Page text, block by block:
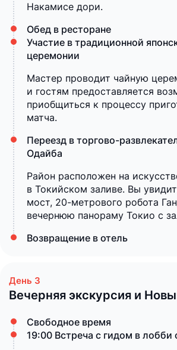
Накамисе дори.
Обед в ресторане
Участие в традиционной
церемонии
Мастер проводит чайную
и гостям предоставляется
приобщиться к процессу
матча.
Переезд в торгово-
Одайба
Район расположен на
в Токийском заливе. Вы
мост, 20-метрового робота
вечернюю панораму Токио с
Возвращение в отель
Вечерняя экскурсия и
Свободное время
19:00 Встреча с гидом в лобби